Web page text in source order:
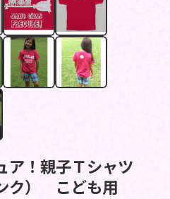
ア！親子Ｔシャツ
ク） こども用